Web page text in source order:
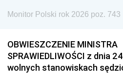
Monitor Polski rok 2026 poz. 743
OBWIESZCZENIE MINISTRA
SPRAWIEDLIWOŚCI z dnia
wolnych stanowiskach